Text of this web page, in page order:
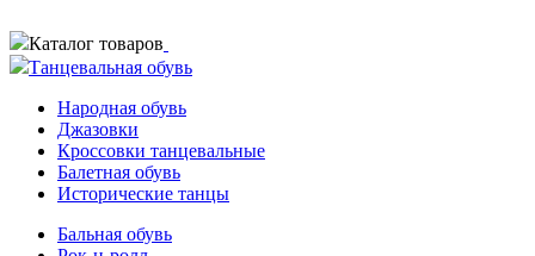
Каталог товаров
Танцевальная обувь
Народная обувь
Джазовки
Кроссовки танцевальные
Балетная обувь
Исторические танцы
Бальная обувь